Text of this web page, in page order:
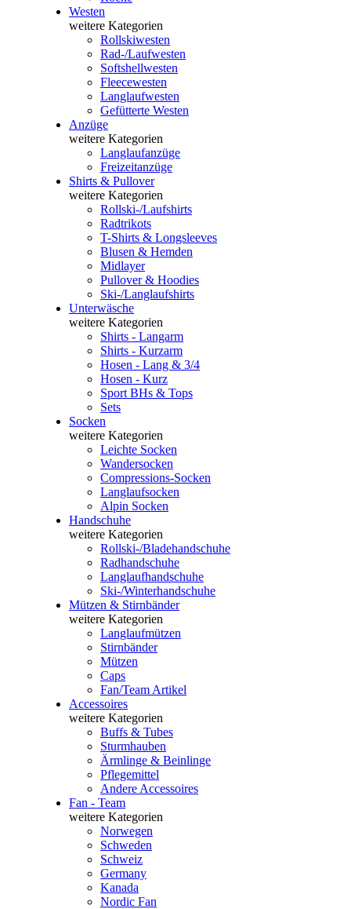
Westen
weitere Kategorien
Rollskiwesten
Rad-/Laufwesten
Softshellwesten
Fleecewesten
Langlaufwesten
Gefütterte Westen
Anzüge
weitere Kategorien
Langlaufanzüge
Freizeitanzüge
Shirts & Pullover
weitere Kategorien
Rollski-/Laufshirts
Radtrikots
T-Shirts & Longsleeves
Blusen & Hemden
Midlayer
Pullover & Hoodies
Ski-/Langlaufshirts
Unterwäsche
weitere Kategorien
Shirts - Langarm
Shirts - Kurzarm
Hosen - Lang & 3/4
Hosen - Kurz
Sport BHs & Tops
Sets
Socken
weitere Kategorien
Leichte Socken
Wandersocken
Compressions-Socken
Langlaufsocken
Alpin Socken
Handschuhe
weitere Kategorien
Rollski-/Bladehandschuhe
Radhandschuhe
Langlaufhandschuhe
Ski-/Winterhandschuhe
Mützen & Stirnbänder
weitere Kategorien
Langlaufmützen
Stirnbänder
Mützen
Caps
Fan/Team Artikel
Accessoires
weitere Kategorien
Buffs & Tubes
Sturmhauben
Ärmlinge & Beinlinge
Pflegemittel
Andere Accessoires
Fan - Team
weitere Kategorien
Norwegen
Schweden
Schweiz
Germany
Kanada
Nordic Fan